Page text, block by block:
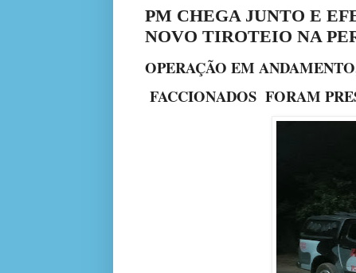
PM CHEGA JUNTO E
NOVO TIROTEIO NA
OPERAÇÃO EM
FACCIONADOS FORAM